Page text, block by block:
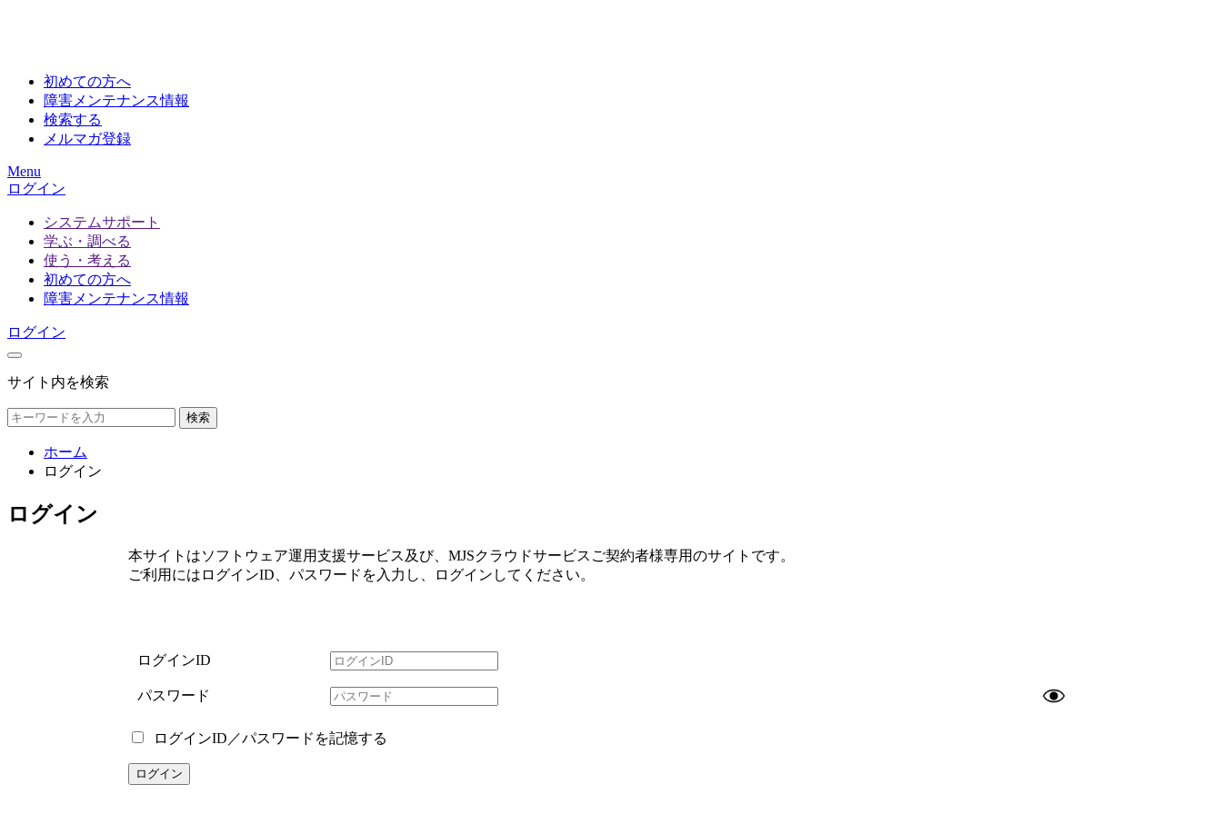
初めての方へ
障害メンテナンス情報
検索する
メルマガ登録
Menu
ログイン
システムサポート
学ぶ・調べる
使う・考える
初めての方へ
障害メンテナンス情報
ログイン
サイト内を検索
検索
ホーム
ログイン
ログイン
本サイトはソフトウェア運用支援サービス及び、MJSクラウドサービスご契約者様専用のサイトです。
ご利用にはログインID、パスワードを入力し、ログインしてください。
ログインID
パスワード
ログインID／パスワードを記憶する
ログイン